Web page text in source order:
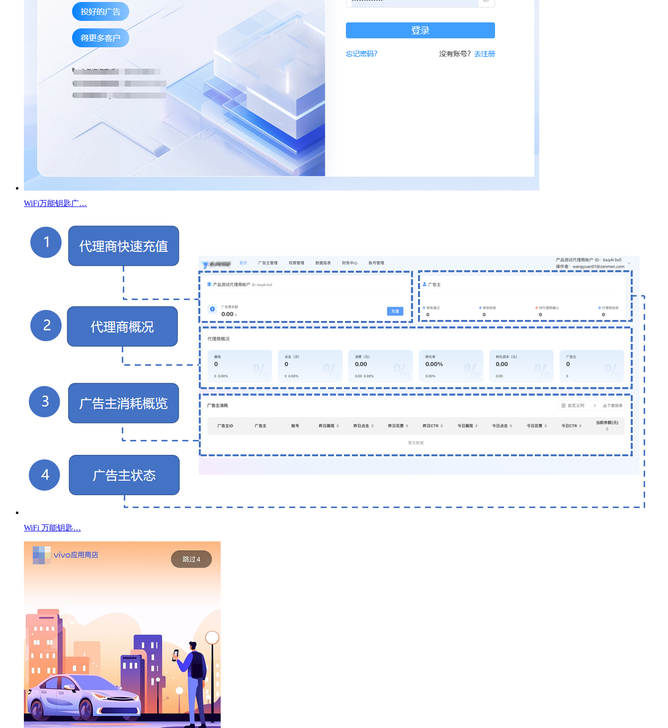
WiFi万能钥匙广…
WiFi 万能钥匙…